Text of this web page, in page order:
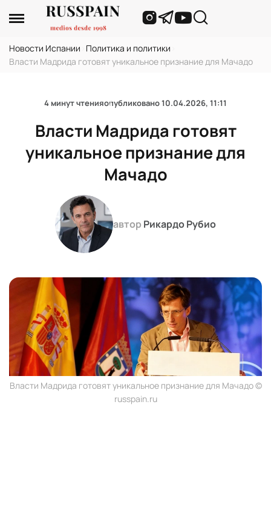
Новости Испании Политика и политики
Власти Мадрида готовят уникальное признание для Мачадо
4 минут чтенияопубликовано10.04.2026, 11:11
Власти Мадрида готовят
уникальное признание для
Мачадо
автор Рикардо Рубио
Власти Мадрида готовят уникальное признание для Мачадо ©
russpain.ru